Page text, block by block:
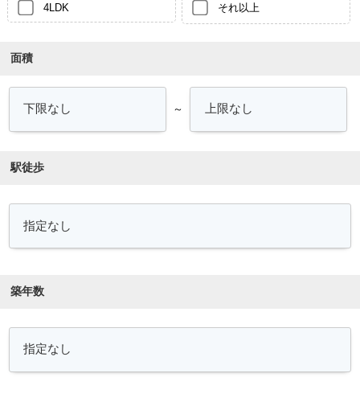
4LDK それ以上
面積
～
駅徒歩
築年数